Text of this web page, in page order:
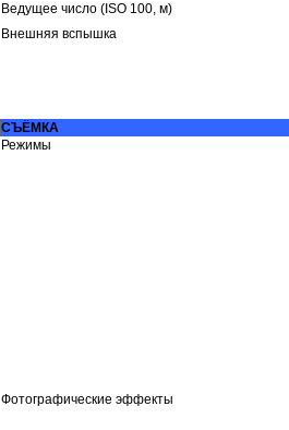
Ведущее число (ISO 100, м)
Внешняя вспышка
СЪЁМКА
Режимы
Фотографические эффекты